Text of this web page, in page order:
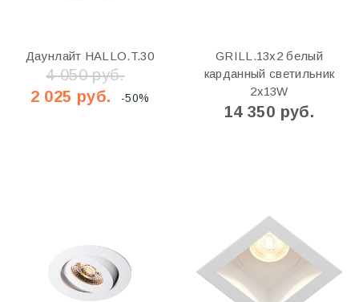
Даунлайт HALLO.T.30
4 050 руб.
2 025 руб.
-50%
GRILL.13x2 белый
карданный светильник
2x13W
14 350 руб.